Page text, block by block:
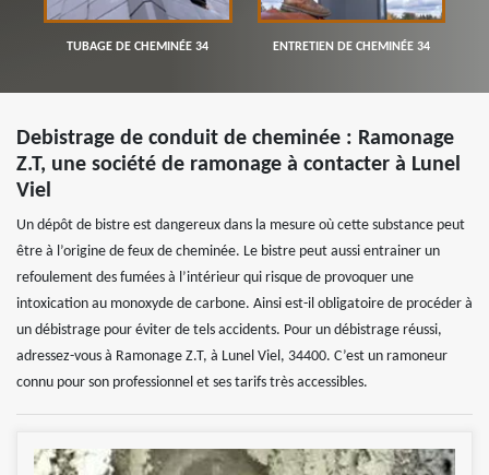
TUBAGE DE CHEMINÉE 34 ENTRETIEN DE CHEMINÉE 34
Debistrage de conduit de cheminée : Ramonage
Z.T, une société de ramonage à contacter à Lunel
Viel
Un dépôt de bistre est dangereux dans la mesure où cette substance peut
être à l’origine de feux de cheminée. Le bistre peut aussi entrainer un
refoulement des fumées à l’intérieur qui risque de provoquer une
intoxication au monoxyde de carbone. Ainsi est-il obligatoire de procéder à
un débistrage pour éviter de tels accidents. Pour un débistrage réussi,
adressez-vous à Ramonage Z.T, à Lunel Viel, 34400. C’est un ramoneur
connu pour son professionnel et ses tarifs très accessibles.